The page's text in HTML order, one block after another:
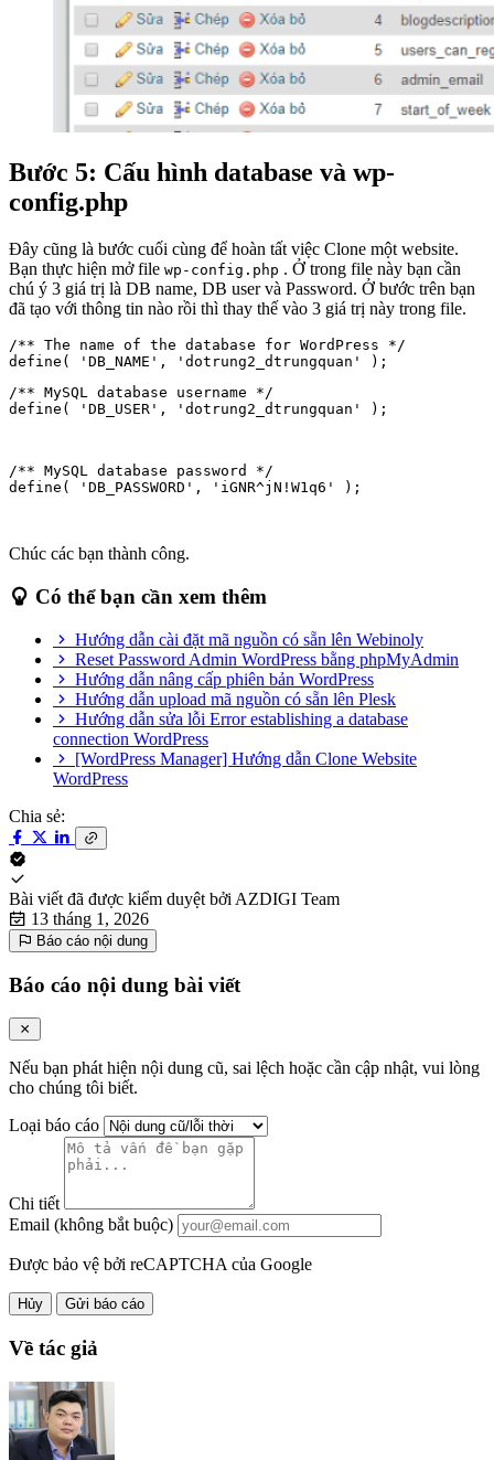
Bước 5: Cấu hình database và wp-
config.php
Đây cũng là bước cuối cùng để hoàn tất việc Clone một website.
Bạn thực hiện mở file wp-config.php . Ở trong file này bạn cần
chú ý 3 giá trị là DB name, DB user và Password. Ở bước trên bạn
đã tạo với thông tin nào rồi thì thay thế vào 3 giá trị này trong file.
/** The name of the database for WordPress */
/** MySQL database username */
define( 'DB_USER', 'dotrung2_dtrungquan' );
/** MySQL database password */
define( 'DB_PASSWORD', 'iGNR^jN!W1q6' );
Chúc các bạn thành công.
Có thể bạn cần xem thêm
Hướng dẫn cài đặt mã nguồn có sẵn lên Webinoly
Reset Password Admin WordPress bằng phpMyAdmin
Hướng dẫn nâng cấp phiên bản WordPress
Hướng dẫn upload mã nguồn có sẵn lên Plesk
Hướng dẫn sửa lỗi Error establishing a database
connection WordPress
[WordPress Manager] Hướng dẫn Clone Website
WordPress
Chia sẻ:
Bài viết đã được kiểm duyệt bởi AZDIGI Team
13 tháng 1, 2026
Báo cáo nội dung
Báo cáo nội dung bài viết
Nếu bạn phát hiện nội dung cũ, sai lệch hoặc cần cập nhật, vui lòng
cho chúng tôi biết.
Loại báo cáo
Chi tiết
Email (không bắt buộc)
Được bảo vệ bởi reCAPTCHA của Google
Hủy Gửi báo cáo
Về tác giả